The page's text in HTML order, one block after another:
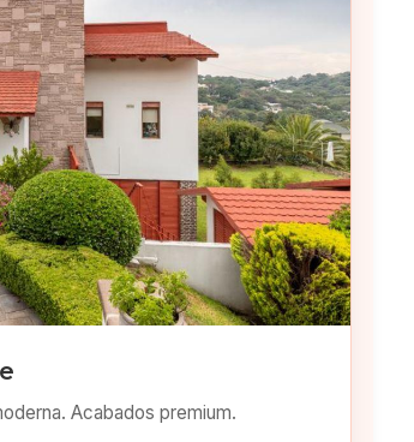
Acabados premium.